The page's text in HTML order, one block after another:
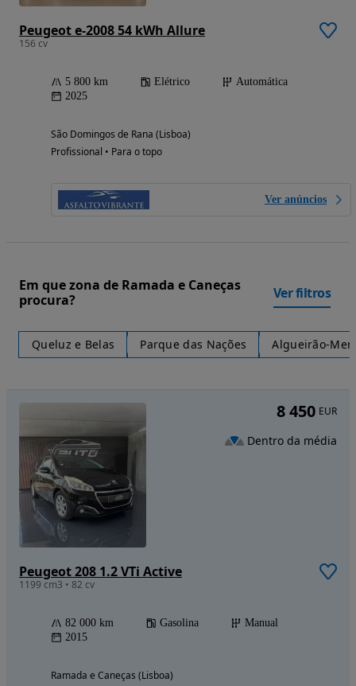
Peugeot e-2008 54 kWh Allure
156 cv
5 800 km Elétrico
Automática
2025
São Domingos de Rana (Lisboa)
Profissional • Para o topo
Ver anúncios
Em que zona de Ramada e Caneças
procura?
Ver filtros
Queluz e Belas Parque das Nações Algueirão-
Peugeot 208 1.2 VTi Active
1199 cm3 • 82 cv
82 000 km Gasolina
Manual
2015
Ramada e Caneças (Lisboa)
8 450 EUR
Dentro da média